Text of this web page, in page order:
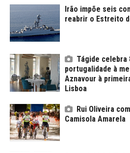
Irão impõe seis
reabrir o Estreito
Tágide celebra
portugalidade à
Aznavour à
Lisboa
Rui Oliveira
Camisola Amarela